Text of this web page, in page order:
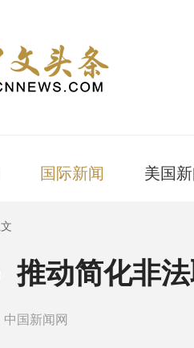
国际新闻 美国
推动简化非
国新闻网